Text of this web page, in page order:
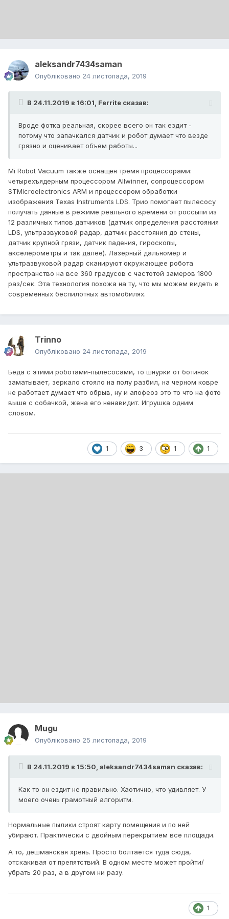
aleksandr7434saman
Опубліковано 24 листопада, 2019
В 24.11.2019 в 16:01, Ferrite сказав:
Вроде фотка реальная, скорее всего он так ездит -
потому что запачкался датчик и робот думает что везде
грязно и оценивает объем работы...
Mi Robot Vacuum также оснащен тремя процессорами:
четырехъядерным процессором Allwinner, сопроцессором
STMicroelectronics ARM и процессором обработки
изображения Texas Instruments LDS. Трио помогает пылесосу
получать данные в режиме реального времени от россыпи из
12 различных типов датчиков (датчик определения расстояния
LDS, ультразвуковой радар, датчик расстояния до стены,
датчик крупной грязи, датчик падения, гироскопы,
акселерометры и так далее). Лазерный дальномер и
ультразвуковой радар сканируют окружающее робота
пространство на все 360 градусов с частотой замеров 1800
раз/сек. Эта технология похожа на ту, что мы можем видеть в
современных беспилотных автомобилях.
Trinno
Опубліковано 24 листопада, 2019
Беда с этими роботами-пылесосами, то шнурки от ботинок
заматывает, зеркало стояло на полу разбил, на черном ковре
не работает думает что обрыв, ну и апофеоз это то что на фото
выше с собачкой, жена его ненавидит. Игрушка одним
словом.
1 3 1 1
Mugu
Опубліковано 25 листопада, 2019
В 24.11.2019 в 15:50, aleksandr7434saman сказав:
Как то он ездит не правильно. Хаотично, что удивляет. У
моего очень грамотный алгоритм.
Нормальные пылики строят карту помещения и по ней
убирают. Практически с двойным перекрытием все площади.
А то, дешманская хрень. Просто болтается туда сюда,
отскакивая от препятствий. В одном месте может пройти/
убрать 20 раз, а в другом ни разу.
1